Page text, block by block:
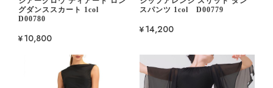
グダンススカート 1col
D00780
¥10,800
スパンツ 1col D00779
¥14,200